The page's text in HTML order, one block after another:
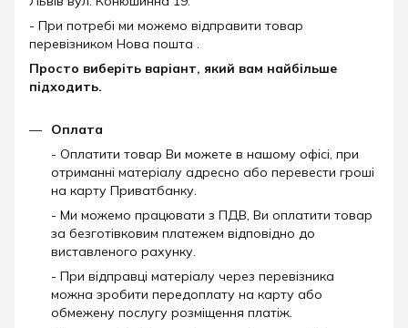
- При потребі ми можемо відправити товар
перевізником Нова пошта .
Просто виберіть варіант, який вам найбільше
підходить.
Оплата
- Оплатити товар Ви можете в нашому офісі, при
отриманні матеріалу адресно або перевести гроші
на карту Приватбанку.
- Ми можемо працювати з ПДВ, Ви оплатити товар
за безготівковим платежем відповідно до
виставленого рахунку.
- При відправці матеріалу через перевізника
можна зробити передоплату на карту або
обмежену послугу розміщення платіж.